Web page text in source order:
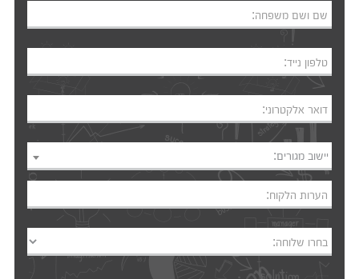
שם ושם משפחה:
טלפון נייד:
דואר אלקטרוני:
יישוב מגורים:
הערות הלקוח:
בחרו שלוחה: